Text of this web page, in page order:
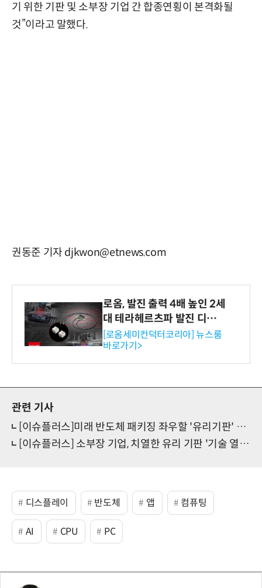
기 위한 기판 및 소부장 기업 간 합종연횡이 본격화될
것”이라고 말했다.
권동준 기자 djkwon@etnews.com
로옴, 발진 출력 4배 높인 2세
대 테라헤르츠파 발진 디바이
스 개발
[로옴세미컨덕터코리아] 뉴스룸
바로가기>
관련 기사
[이슈플러스]미래 반도체 패키징 좌우할 '유리기판' 시장 개화...“양산 속도전 시작”
[이슈플러스] 소부장 기업, 치열한 유리 기판 '기술 열전'
디스플레이 반도체 앱 컴퓨팅
AI CPU PC